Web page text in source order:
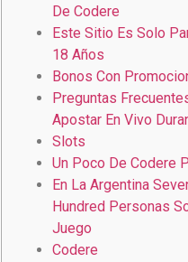
De Codere
Este Sitio Es Solo
18 Años
Bonos Con
Preguntas
Apostar En Vivo
Slots
Un Poco De Codere
En La Argentina
Hundred Personas
Juego
Codere